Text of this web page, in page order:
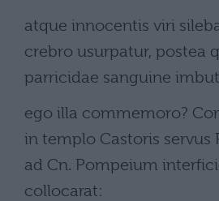
atque innocentis viri
crebro usurpatur, postea
parricidae sanguine
ego illa commemoro?
in templo Castoris servus
ad Cn. Pompeium
collocarat: